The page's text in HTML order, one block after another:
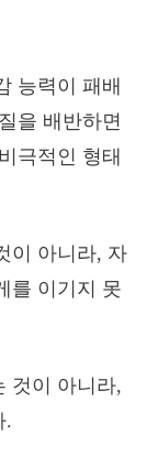
능력이 패배
을 배반하면
극적인 형태
이 아니라, 자
를 이기지 못
것이 아니라,
.